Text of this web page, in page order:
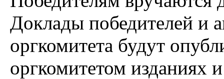
Доклады победителей и
оргкомитета будут
оргкомитетом изданиях